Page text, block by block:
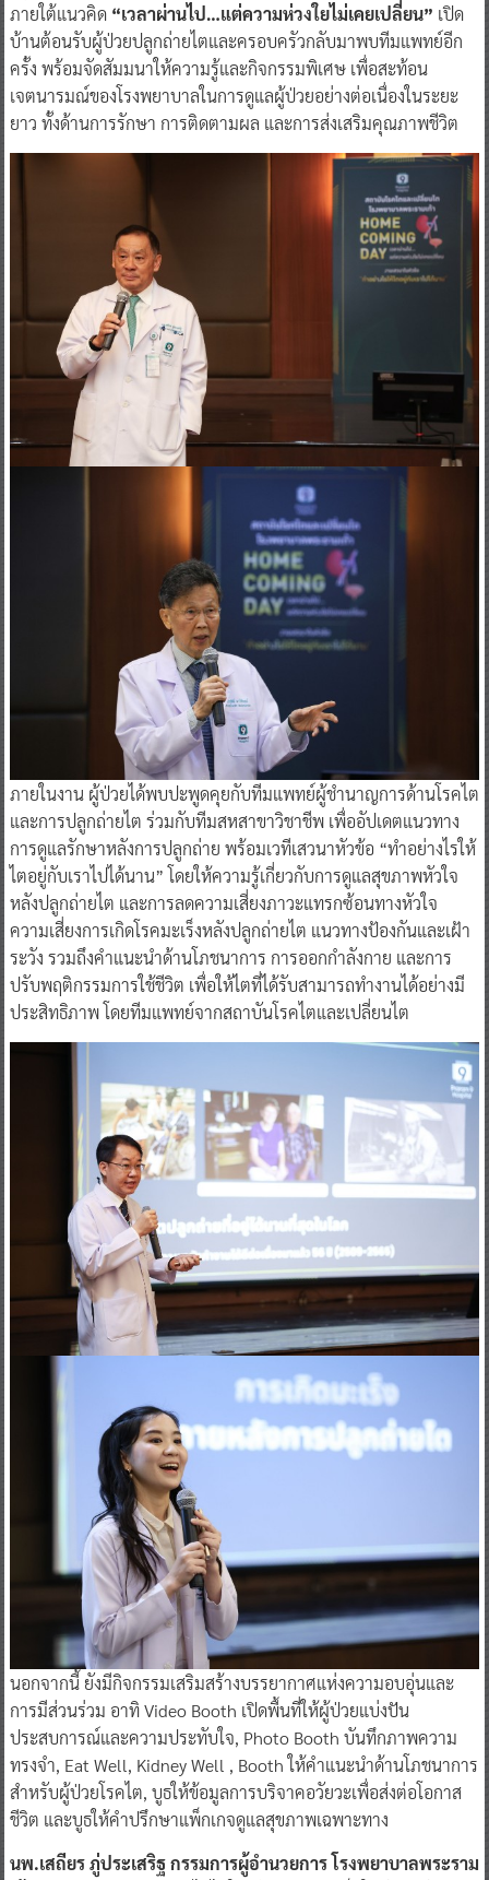
ภายใต้แนวคิด “เวลาผ่านไป…แต่ความห่วงใยไม่เคยเปลี่ยน” เปิด
บ้านต้อนรับผู้ป่วยปลูกถ่ายไตและครอบครัวกลับมาพบทีมแพทย์อีก
ครั้ง พร้อมจัดสัมมนาให้ความรู้และกิจกรรมพิเศษ เพื่อสะท้อน
เจตนารมณ์ของโรงพยาบาลในการดูแลผู้ป่วยอย่างต่อเนื่องในระยะ
ยาว ทั้งด้านการรักษา การติดตามผล และการส่งเสริมคุณภาพชีวิต
ภายในงาน ผู้ป่วยได้พบปะพูดคุยกับทีมแพทย์ผู้ชำนาญการด้านโรคไต
และการปลูกถ่ายไต ร่วมกับทีมสหสาขาวิชาชีพ เพื่ออัปเดตแนวทาง
การดูแลรักษาหลังการปลูกถ่าย พร้อมเวทีเสวนาหัวข้อ “ทำอย่างไรให้
ไตอยู่กับเราไปได้นาน” โดยให้ความรู้เกี่ยวกับการดูแลสุขภาพหัวใจ
หลังปลูกถ่ายไต และการลดความเสี่ยงภาวะแทรกซ้อนทางหัวใจ
ความเสี่ยงการเกิดโรคมะเร็งหลังปลูกถ่ายไต แนวทางป้องกันและเฝ้า
ระวัง รวมถึงคำแนะนำด้านโภชนาการ การออกกำลังกาย และการ
ปรับพฤติกรรมการใช้ชีวิต เพื่อให้ไตที่ได้รับสามารถทำงานได้อย่างมี
ประสิทธิภาพ โดยทีมแพทย์จากสถาบันโรคไตและเปลี่ยนไต
นอกจากนี้ ยังมีกิจกรรมเสริมสร้างบรรยากาศแห่งความอบอุ่นและ
การมีส่วนร่วม อาทิ Video Booth เปิดพื้นที่ให้ผู้ป่วยแบ่งปัน
ประสบการณ์และความประทับใจ, Photo Booth บันทึกภาพความ
ทรงจำ, Eat Well, Kidney Well , Booth ให้คำแนะนำด้านโภชนาการ
สำหรับผู้ป่วยโรคไต, บูธให้ข้อมูลการบริจาคอวัยวะเพื่อส่งต่อโอกาส
ชีวิต และบูธให้คำปรึกษาแพ็กเกจดูแลสุขภาพเฉพาะทาง
นพ.เสถียร ภู่ประเสริฐ กรรมการผู้อำนวยการ โรงพยาบาลพระราม